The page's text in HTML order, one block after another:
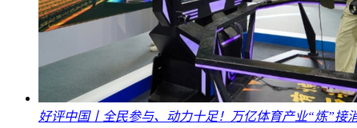
好评中国丨全民参与、动力十足！万亿体育产业“炼”接